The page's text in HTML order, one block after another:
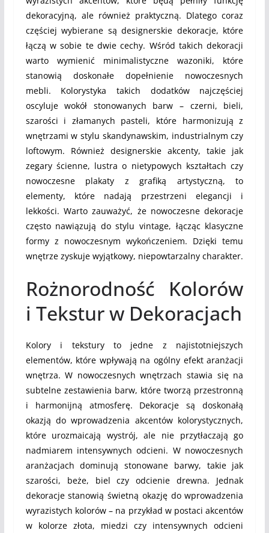
dekoracyjną, ale również praktyczną. Dlatego coraz
częściej wybierane są designerskie dekoracje, które
łączą w sobie te dwie cechy. Wśród takich dekoracji
warto wymienić minimalistyczne wazoniki, które
stanowią doskonałe dopełnienie nowoczesnych
mebli. Kolorystyka takich dodatków najczęściej
oscyluje wokół stonowanych barw – czerni, bieli,
szarości i złamanych pasteli, które harmonizują z
wnętrzami w stylu skandynawskim, industrialnym czy
loftowym. Również designerskie akcenty, takie jak
zegary ścienne, lustra o nietypowych kształtach czy
nowoczesne plakaty z grafiką artystyczną, to
elementy, które nadają przestrzeni elegancji i
lekkości. Warto zauważyć, że nowoczesne dekoracje
często nawiązują do stylu vintage, łącząc klasyczne
formy z nowoczesnym wykończeniem. Dzięki temu
wnętrze zyskuje wyjątkowy, niepowtarzalny charakter.
Rożnorodność Kolorów
i Tekstur w Dekoracjach
Kolory i tekstury to jedne z najistotniejszych
elementów, które wpływają na ogólny efekt aranżacji
wnętrza. W nowoczesnych wnętrzach stawia się na
subtelne zestawienia barw, które tworzą przestronną
i harmonijną atmosferę. Dekoracje są doskonałą
okazją do wprowadzenia akcentów kolorystycznych,
które urozmaicają wystrój, ale nie przytłaczają go
nadmiarem intensywnych odcieni. W nowoczesnych
aranżacjach dominują stonowane barwy, takie jak
szarości, beże, biel czy odcienie drewna. Jednak
dekoracje stanowią świetną okazję do wprowadzenia
wyrazistych kolorów – na przykład w postaci akcentów
w kolorze złota, miedzi czy intensywnych odcieni